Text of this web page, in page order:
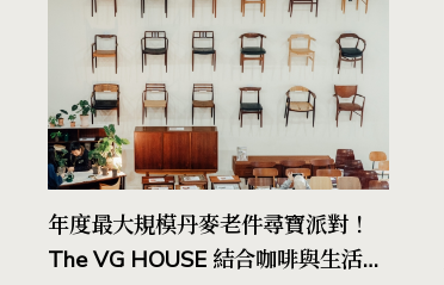
年度最大規模丹麥老件尋寶派對！
The VG HOUSE 結合咖啡與生活選